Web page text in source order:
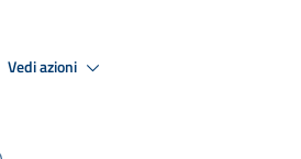
Vedi azioni